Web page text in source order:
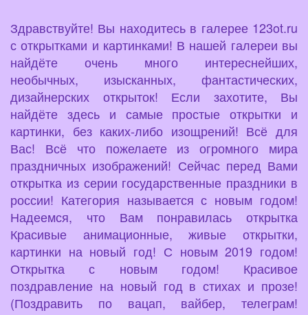
Здравствуйте! Вы находитесь в галерее 123ot.ru
с открытками и картинками! В нашей галереи вы
найдёте очень много интереснейших,
необычных, изысканных, фантастических,
дизайнерских открыток! Если захотите, Вы
найдёте здесь и самые простые открытки и
картинки, без каких-либо изощрений! Всё для
Вас! Всё что пожелаете из огромного мира
праздничных изображений! Сейчас перед Вами
открытка из серии государственные праздники в
россии! Категория называется с новым годом!
Надеемся, что Вам понравилась открытка
Красивые анимационные, живые открытки,
картинки на новый год! С новым 2019 годом!
Открытка с новым годом! Красивое
поздравление на новый год в стихах и прозе!
(Поздравить по вацап, вайбер, телеграм!